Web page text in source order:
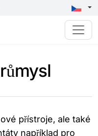
přístroje, ale také
například pro